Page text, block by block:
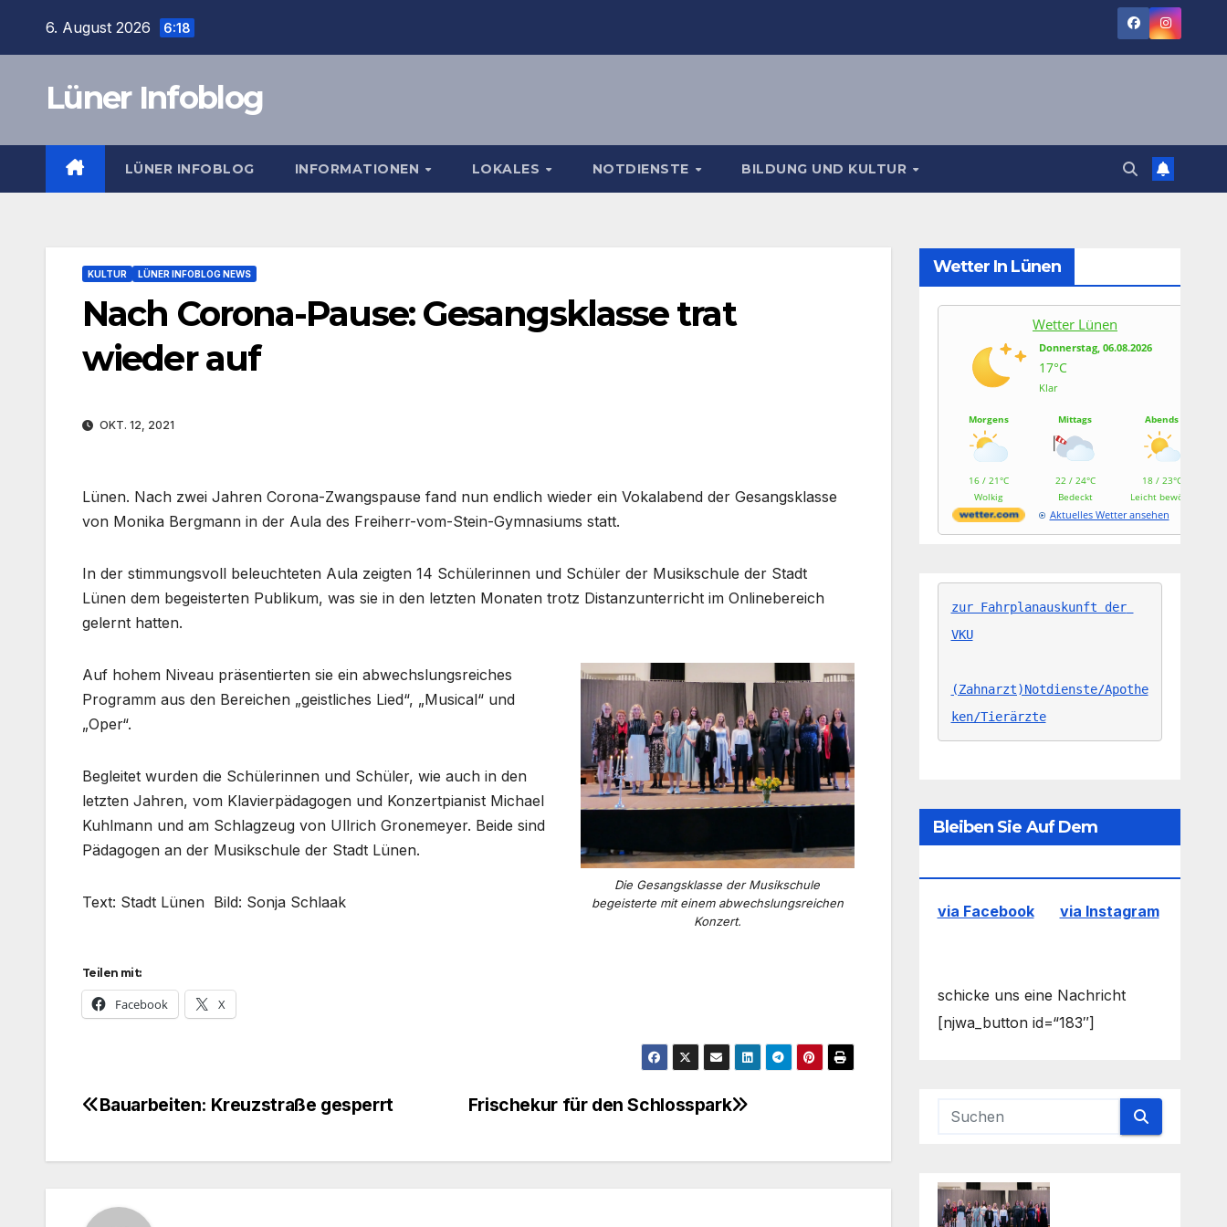
6. August 2026 6:18
Lüner Infoblog
LÜNER INFOBLOG INFORMATIONEN LOKALES NOTDIENSTE BILDUNG UND KULTUR
KULTUR LÜNER INFOBLOG NEWS
Nach Corona-Pause: Gesangsklasse trat
wieder auf
OKT. 12, 2021
Lünen. Nach zwei Jahren Corona-Zwangspause fand nun endlich wieder ein Vokalabend der Gesangsklasse
von Monika Bergmann in der Aula des Freiherr-vom-Stein-Gymnasiums statt.
In der stimmungsvoll beleuchteten Aula zeigten 14 Schülerinnen und Schüler der Musikschule der Stadt
Lünen dem begeisterten Publikum, was sie in den letzten Monaten trotz Distanzunterricht im Onlinebereich
gelernt hatten.
Die Gesangsklasse der Musikschule
begeisterte mit einem abwechslungsreichen
Konzert.
Auf hohem Niveau präsentierten sie ein abwechslungsreiches
Programm aus den Bereichen „geistliches Lied“, „Musical“ und
„Oper“.
Begleitet wurden die Schülerinnen und Schüler, wie auch in den
letzten Jahren, vom Klavierpädagogen und Konzertpianist Michael
Kuhlmann und am Schlagzeug von Ullrich Gronemeyer. Beide sind
Pädagogen an der Musikschule der Stadt Lünen.
Text: Stadt Lünen Bild: Sonja Schlaak
Teilen mit:
Facebook X
Beitragsnavigation Frischekur für den Schlosspark
Bauarbeiten: Kreuzstraße gesperrt
Wetter In Lünen
Wetter Lünen
Donnerstag, 06.08.2026
17°C
Klar
Morgens
16 / 21°C
Wolkig
Mittags
22 / 24°C
Bedeckt
Abends
18 / 23°C
Leicht bewölkt
Aktuelles Wetter ansehen
zur Fahrplanauskunft der
VKU
(Zahnarzt)Notdienste/Apothe
ken/Tierärzte
Bleiben Sie Auf Dem
via Facebook via Instagram
schicke uns eine Nachricht
[njwa_button id=“183″]